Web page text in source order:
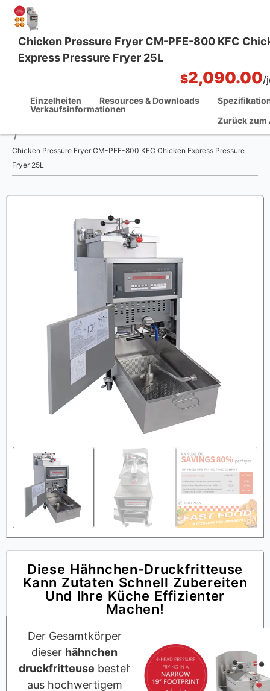
Küchenlösungen aus einer Hand
/
Chicken Pressure Fryer CM-PFE-800 KFC Chicken Express Pressure
Fryer 25L
Diese Hähnchen-Druckfritteuse
Kann Zutaten Schnell Zubereiten
Und Ihre Küche Effizienter
Machen!
Der Gesamtkörper
dieser hähnchen
druckfritteuse besteht
aus hochwertigem
Chicken Pressure Fryer CM-PFE-800 KFC
Express Pressure Fryer 25L
$2,090.00/
Einzelheiten Resources & Downloads
Verkaufsinformationen
Zurück zum